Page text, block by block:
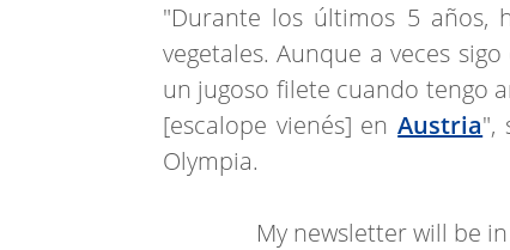
"Durante los últimos 5 años,
vegetales. Aunque a veces
un jugoso filete cuando tengo
[escalope vienés] enAustria",
Olympia.
My newsletter will be